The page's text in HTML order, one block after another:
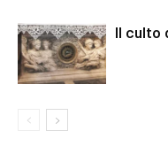
Il culto